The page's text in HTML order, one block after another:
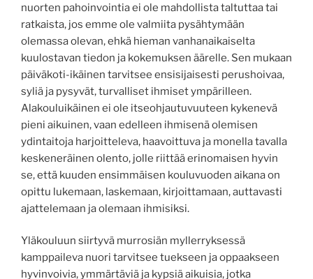
nuorten pahoinvointia ei ole mahdollista taltuttaa tai
ratkaista, jos emme ole valmiita pysähtymään
olemassa olevan, ehkä hieman vanhanaikaiselta
kuulostavan tiedon ja kokemuksen äärelle. Sen mukaan
päiväkoti-ikäinen tarvitsee ensisijaisesti perushoivaa,
syliä ja pysyvät, turvalliset ihmiset ympärilleen.
Alakouluikäinen ei ole itseohjautuvuuteen kykenevä
pieni aikuinen, vaan edelleen ihmisenä olemisen
ydintaitoja harjoitteleva, haavoittuva ja monella tavalla
keskeneräinen olento, jolle riittää erinomaisen hyvin
se, että kuuden ensimmäisen kouluvuoden aikana on
opittu lukemaan, laskemaan, kirjoittamaan, auttavasti
ajattelemaan ja olemaan ihmisiksi.
Yläkouluun siirtyvä murrosiän myllerryksessä
kamppaileva nuori tarvitsee tuekseen ja oppaakseen
hyvinvoivia, ymmärtäviä ja kypsiä aikuisia, jotka